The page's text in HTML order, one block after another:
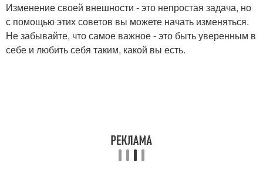
Изменение своей внешности - это непростая задача, но
с помощью этих советов вы можете начать изменяться.
Не забывайте, что самое важное - это быть уверенным в
себе и любить себя таким, какой вы есть.